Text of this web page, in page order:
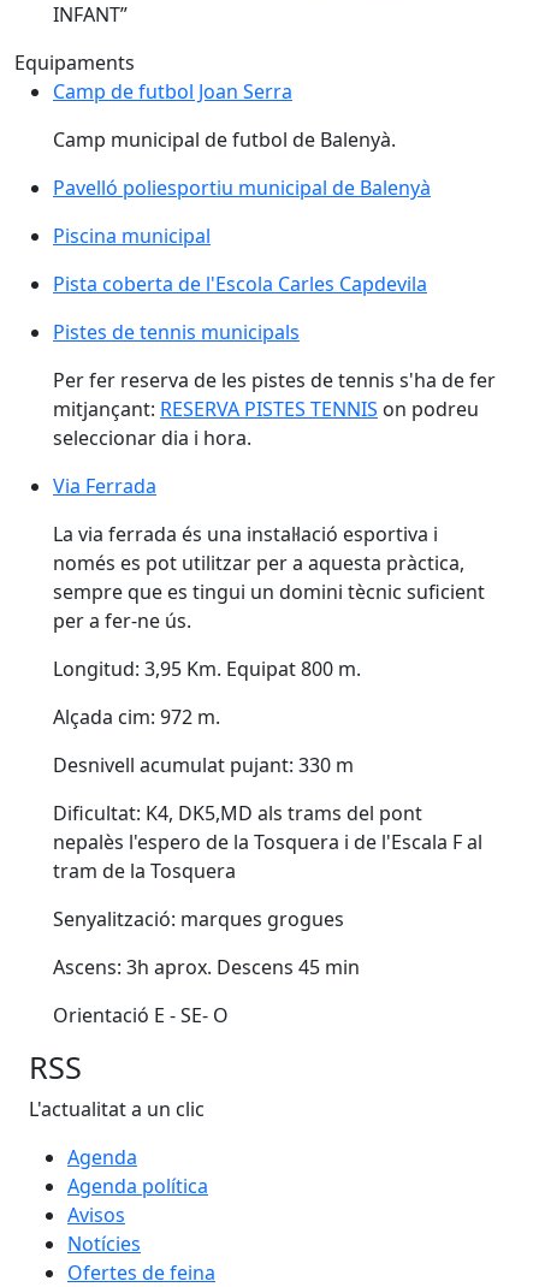
INFANT”
Equipaments
Camp de futbol Joan Serra
Camp de futbol Joan Serra
Camp municipal de futbol de Balenyà.
Pavelló poliesportiu municipal de Balenyà
Pavelló poliesportiu municipal de Balenyà
Piscina municipal
Piscina municipal
Pista coberta de l'Escola Carles Capdevila
Pista coberta de l'Escola Carles Capdevila
Pistes de tennis municipals
Pistes de tennis municipals
Per fer reserva de les pistes de tennis s'ha de fer
mitjançant: RESERVA PISTES TENNIS on podreu
seleccionar dia i hora.
Via Ferrada
Via Ferrada
La via ferrada és una instal·lació esportiva i
només es pot utilitzar per a aquesta pràctica,
sempre que es tingui un domini tècnic suficient
per a fer-ne ús.
Longitud: 3,95 Km. Equipat 800 m.
Alçada cim: 972 m.
Desnivell acumulat pujant: 330 m
Dificultat: K4, DK5,MD als trams del pont
nepalès l'espero de la Tosquera i de l'Escala F al
tram de la Tosquera
Senyalització: marques grogues
Ascens: 3h aprox. Descens 45 min
Orientació E - SE- O
RSS
L'actualitat a un clic
Agenda
Agenda política
Avisos
Notícies
Ofertes de feina